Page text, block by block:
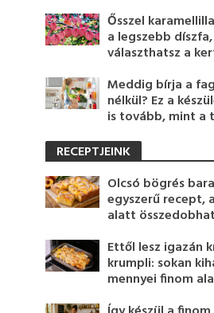
Ősszel
a legszebb
választhatsz a
Meddig bírja a
nélkül? Ez a
is tovább, mint a
RECEPTJEINK
Olcsó bögrés
egyszerű recept,
alatt
Ettől lesz igazán
krumpli: sokan
mennyei finom